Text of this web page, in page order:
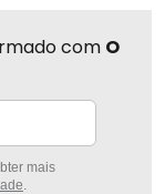
com O
mais